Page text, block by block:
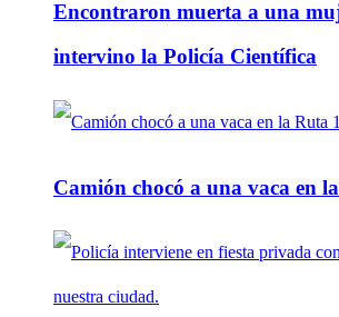
Encontraron muerta a una
intervino la Policía Científica
Camión chocó a una vaca en